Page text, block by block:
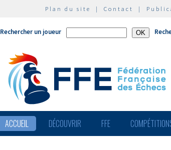
Plan du site | Contact |
Rechercher un joueur
ACCUEIL DÉCOUVRIR FFE